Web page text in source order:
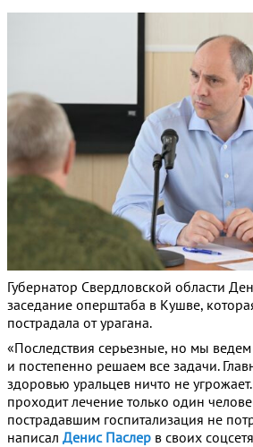
Губернатор Свердловской области
заседание оперштаба в Кушве,
пострадала от урагана.
«Последствия серьезные, но мы
и постепенно решаем все задачи.
здоровью уральцев ничто не
проходит лечение только один
пострадавшим госпитализация не
написал Денис Паслер в своих